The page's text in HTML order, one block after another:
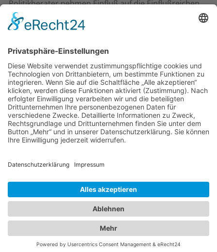
Politikberater nehmen Einfluß auf die Einflußreichen
13.05.1999
Deutsche Politologen küren Werner Weidenfeld zum
einflußreichsten Politikberater ihrer Zunft
31.08.1998
Berater für das Unternehmen Staat
Fehlt der Politologie die praktische Ausrichtung? Das
Münchner CAP will Einfluss nehmen
09.04.1996
Ein Regierungsberater für Außenpolitik
/ Sontheimer-Nachfolger Werner Weidenfeld
14.07.1995